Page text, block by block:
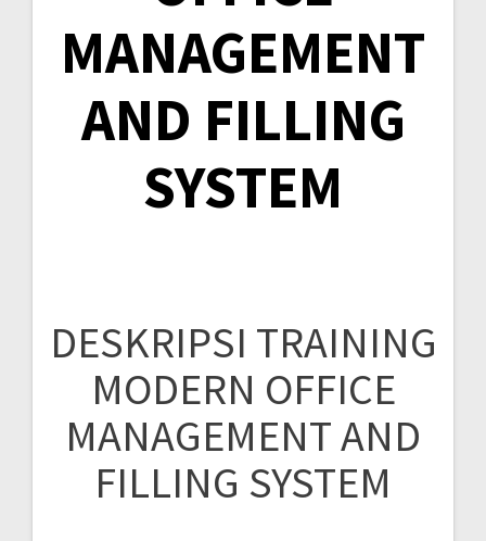
MANAGEMENT
AND FILLING
SYSTEM
DESKRIPSI TRAINING
MODERN OFFICE
MANAGEMENT AND
FILLING SYSTEM